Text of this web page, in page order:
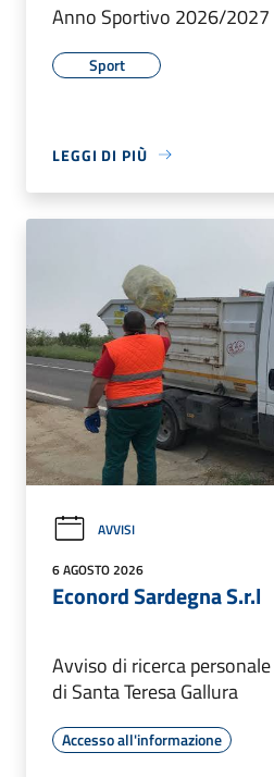
Anno Sportivo 2026/2027
Sport
LEGGI DI PIÙ
AVVISI
6 AGOSTO 2026
Econord Sardegna S.r.l
Avviso di ricerca
di Santa Teresa Gallura
Accesso all'informazione